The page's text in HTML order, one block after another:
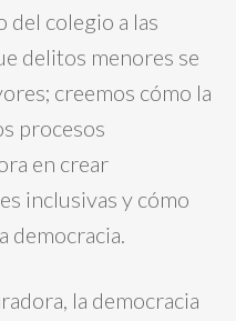
colegio a las
delitos menores se
creemos cómo la
procesos
en crear
inclusivas y cómo
democracia.
la democracia